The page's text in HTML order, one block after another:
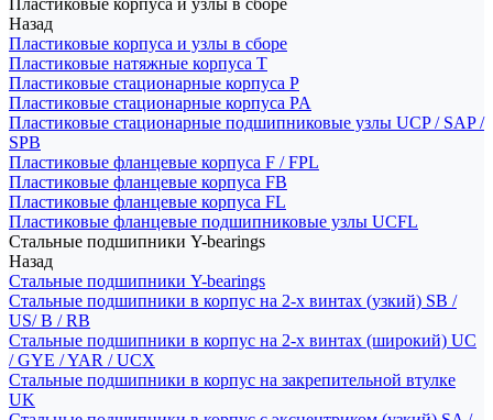
Пластиковые корпуса и узлы в сборе
Назад
Пластиковые корпуса и узлы в сборе
Пластиковые натяжные корпуса T
Пластиковые стационарные корпуса P
Пластиковые стационарные корпуса PA
Пластиковые стационарные подшипниковые узлы UCP / SAP /
SPB
Пластиковые фланцевые корпуса F / FPL
Пластиковые фланцевые корпуса FB
Пластиковые фланцевые корпуса FL
Пластиковые фланцевые подшипниковые узлы UCFL
Стальные подшипники Y-bearings
Назад
Стальные подшипники Y-bearings
Стальные подшипники в корпус на 2-х винтах (узкий) SB /
US/ B / RB
Стальные подшипники в корпус на 2-х винтах (широкий) UC
/ GYE / YAR / UCX
Стальные подшипники в корпус на закрепительной втулке
UK